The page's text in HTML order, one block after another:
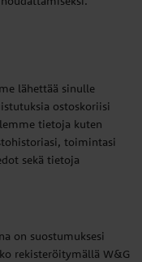
lähettää sinulle
ostoskoriisi
tietoja kuten
toimintasi
sekä tietoja
on suostumuksesi
rekisteröitymällä W&G